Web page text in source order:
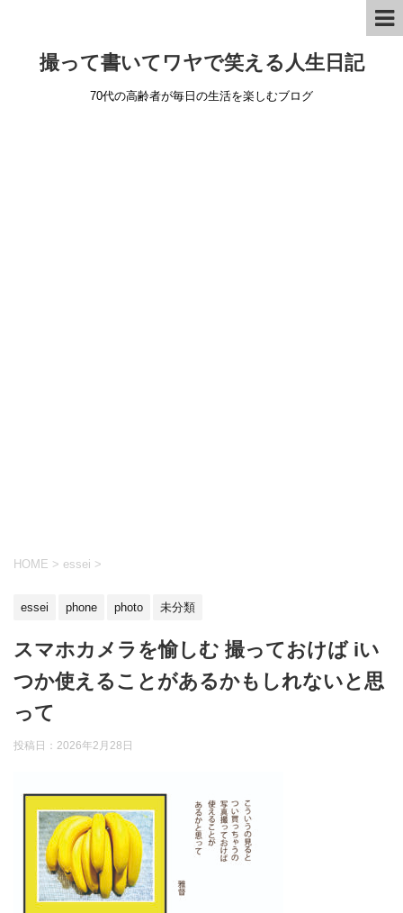
撮って書いてワヤで笑える人生日記
70代の高齢者が毎日の生活を楽しむブログ
HOME > essei >
essei phone photo 未分類
スマホカメラを愉しむ 撮っておけば iい
つか使えることがあるかもしれないと思
って
投稿日： 2026年2月28日